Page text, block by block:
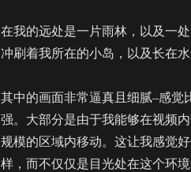
在我的远处是一片雨林，以及一
冲刷着我所在的小岛，以及长在水
其中的画面非常逼真且细腻–感觉
强。大部分是由于我能够在视频
规模的区域内移动。这让我感觉
样，而不仅仅是目光处在这个环